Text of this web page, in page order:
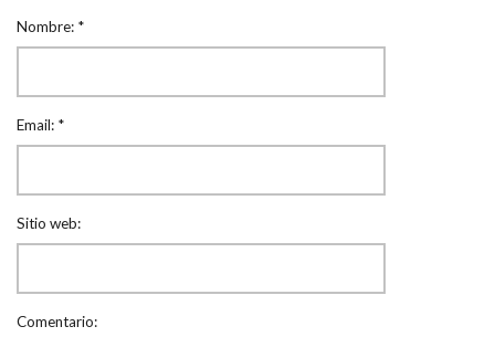
Nombre: *
Email: *
Sitio web:
Comentario: